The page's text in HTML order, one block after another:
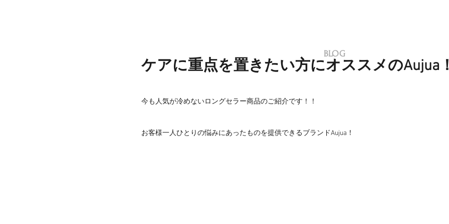
ケアに重点を置きたい方にオススメのAujua
今も人気が冷めないロングセラー商品のご紹介です！！
お客様一人ひとりの悩みにあったものを提供できるブランドAujua！
BLOG